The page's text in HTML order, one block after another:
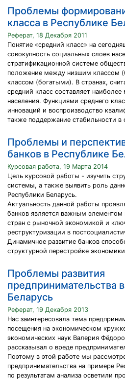
Проблемы
класса в Республике
Реферат, 18 Декабря 2011
Понятие «средний класс» на
совокупность социальных слоев
стратификационной системе
положение между низшим классом
классом (богатыми). В странах,
средний класс составляет наиболее
населения. Функциями среднего
инноваций и воспроизводство
также поддержание стабильности в
Проблемы и
банков в Республике
Курсовая работа, 19 Марта 2014
Цель курсовой работы - изучить
системы, а также выявить роль
Республики Беларусь.
Актуальность данной работы
банков является важным элементом
стран с рыночной экономикой и
реструктуризации в
Динамичное развитие банков
структурной перестройке
Проблемы развития
предпринимательства
Беларусь
Реферат, 19 Декабря 2013
Нас заинтересовала тема
посещения на экономическом
экономических наук Валерия
рассказывал о вреде
Поэтому в этой работе мы
предпринимательства на примере
по результатам анализа осветили